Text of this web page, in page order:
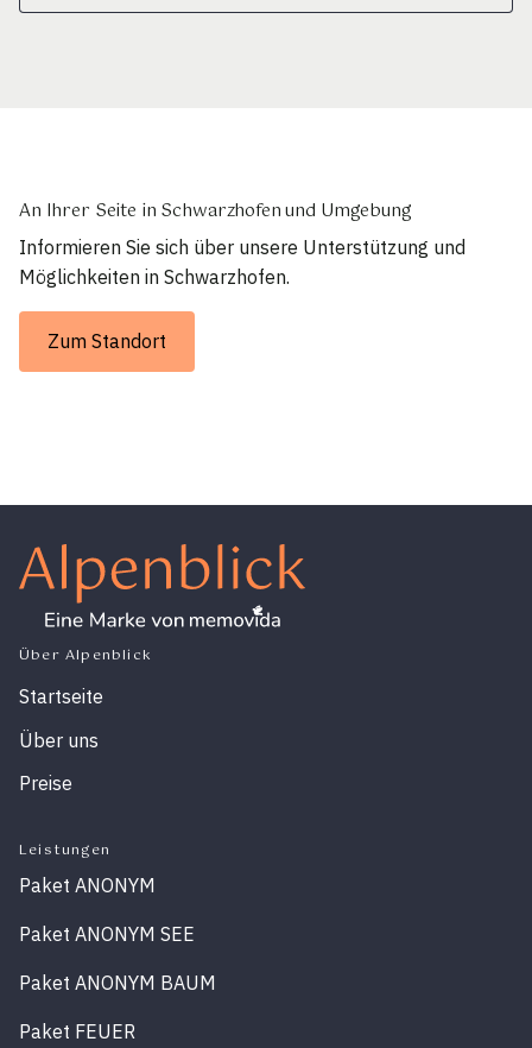
An Ihrer Seite in Schwarzhofen und Umgebung
Informieren Sie sich über unsere Unterstützung und
Möglichkeiten in Schwarzhofen.
Zum Standort
Über Alpenblick
Startseite
Über uns
Preise
Leistungen
Paket ANONYM
Paket ANONYM SEE
Paket ANONYM BAUM
Paket FEUER